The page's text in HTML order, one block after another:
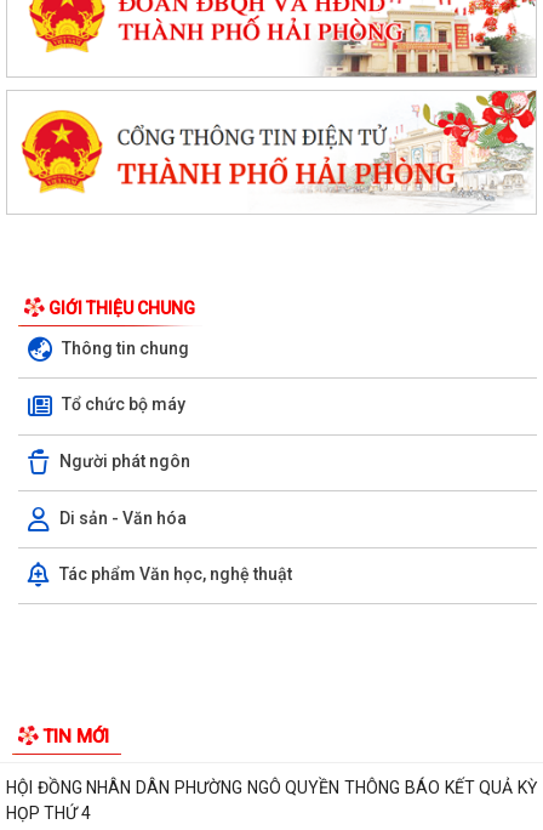
GIỚI THIỆU CHUNG
Thông tin chung
Tổ chức bộ máy
Người phát ngôn
Di sản - Văn hóa
Tác phẩm Văn học, nghệ thuật
Phường Ngô Quyền đẩy mạnh công tác phòng, chống ma túy và nhân
rộng các mô hình an ninh trật tự tại...
THƯ CẢM ƠN – NIỀM TIN CỦA NHÂN DÂN DÀNH CHO CHÍNH QUYỀN
PHƯỜNG NGÔ QUYỀN: PHÁT HUY SỨC MẠNH TỔNG HỢP CỦA CẢ HỆ
THỐNG CHÍNH TRỊ TRONG CÔNG TÁC PHÒNG, CHỐNG...
HỘI NGHỊ GIAO BAN CÔNG TÁC GIÁO DỤC, TRIỂN KHAI NHIỆM VỤ
TRỌNG TÂM QUÝ III/2026 , CHUẨN BỊ NĂM HỌC...
HỘI ĐỒNG NHÂN DÂN PHƯỜNG NGÔ QUYỀN THÔNG BÁO KẾT QUẢ KỲ
HỌP THỨ 4
BẾ MẠC VÀ TRAO THƯỞNG DIỄN TẬP CHIẾN ĐẤU PHÒNG THỦ
PHƯỜNG NGÔ QUYỀN NĂM 2026
Phường Ngô Quyền khai mạc Diễn tập chiến đấu phòng thủ năm 2026